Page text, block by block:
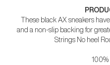
These black AX sneakers
and a non-slip backing for
Strings No heel
100%